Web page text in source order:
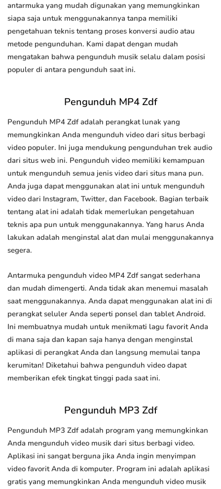
antarmuka yang mudah digunakan yang memungkinkan
siapa saja untuk menggunakannya tanpa memiliki
pengetahuan teknis tentang proses konversi audio atau
metode pengunduhan. Kami dapat dengan mudah
mengatakan bahwa pengunduh musik selalu dalam posisi
populer di antara pengunduh saat ini.
Pengunduh MP4 Zdf
Pengunduh MP4 Zdf adalah perangkat lunak yang
memungkinkan Anda mengunduh video dari situs berbagi
video populer. Ini juga mendukung pengunduhan trek audio
dari situs web ini. Pengunduh video memiliki kemampuan
untuk mengunduh semua jenis video dari situs mana pun.
Anda juga dapat menggunakan alat ini untuk mengunduh
video dari Instagram, Twitter, dan Facebook. Bagian terbaik
tentang alat ini adalah tidak memerlukan pengetahuan
teknis apa pun untuk menggunakannya. Yang harus Anda
lakukan adalah menginstal alat dan mulai menggunakannya
segera.
Antarmuka pengunduh video MP4 Zdf sangat sederhana
dan mudah dimengerti. Anda tidak akan menemui masalah
saat menggunakannya. Anda dapat menggunakan alat ini di
perangkat seluler Anda seperti ponsel dan tablet Android.
Ini membuatnya mudah untuk menikmati lagu favorit Anda
di mana saja dan kapan saja hanya dengan menginstal
aplikasi di perangkat Anda dan langsung memulai tanpa
kerumitan! Diketahui bahwa pengunduh video dapat
memberikan efek tingkat tinggi pada saat ini.
Pengunduh MP3 Zdf
Pengunduh MP3 Zdf adalah program yang memungkinkan
Anda mengunduh video musik dari situs berbagi video.
Aplikasi ini sangat berguna jika Anda ingin menyimpan
video favorit Anda di komputer. Program ini adalah aplikasi
gratis yang memungkinkan Anda mengunduh video musik